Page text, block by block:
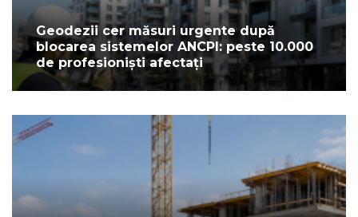
Geodezii cer măsuri urgente după
blocarea sistemelor ANCPI: peste 10.000
de profesioniști afectați